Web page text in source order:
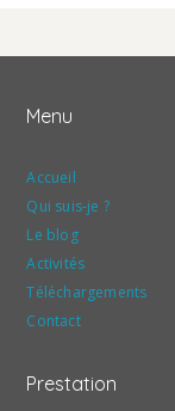
Menu
Accueil
Qui suis-je ?
Le blog
Activités
Téléchargements
Contact
Prestation